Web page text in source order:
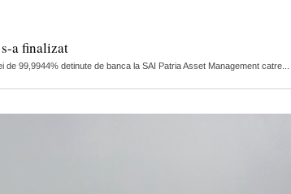
a finalizat
99,9944% detinute de banca la SAI Patria Asset Management catre...